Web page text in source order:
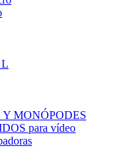
L
Y MONÓPODES
para vídeo